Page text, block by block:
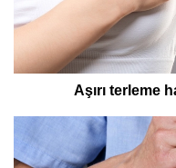
Aşırı terleme